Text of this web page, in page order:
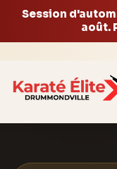
Session
août.